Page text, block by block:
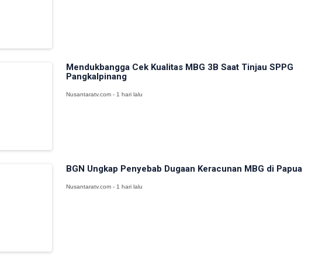
Mendukbangga Cek Kualitas MBG 3B Saat Tinjau SPPG
Pangkalpinang
Nusantaratv.com - 1 hari lalu
BGN Ungkap Penyebab Dugaan Keracunan MBG di Papua
Nusantaratv.com - 1 hari lalu